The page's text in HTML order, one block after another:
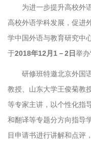
为进一步提升高校外
高校外语学科发展，促进
学中国外语与教育研究中
于2018年12月1－2日举办
研修班特邀北京外国
教授、山东大学王俊菊教
等专家主讲，以个性化指
和翻译等专题分方向指导
目申请书进行讲解和点评